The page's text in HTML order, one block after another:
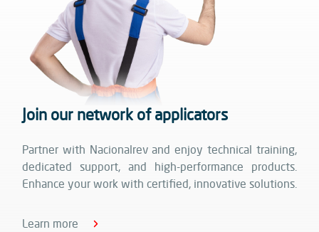
Join our network of applicators
Partner with Nacionalrev and enjoy technical training,
dedicated support, and high-performance products.
Enhance your work with certified, innovative solutions.
Learn more